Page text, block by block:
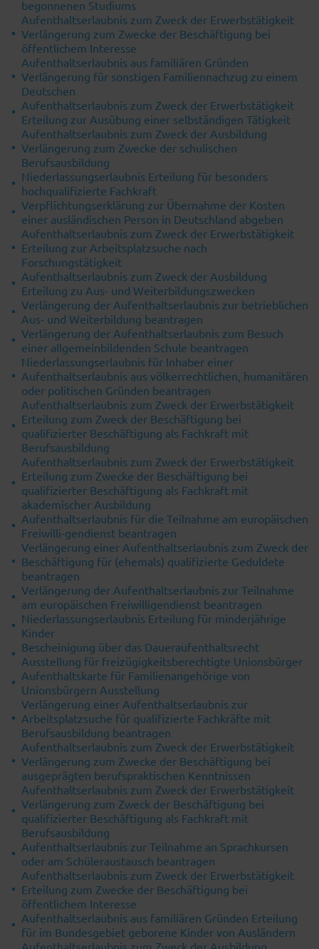
begonnenen Studiums
Aufenthaltserlaubnis zum Zweck der Erwerbstätigkeit
Verlängerung zum Zwecke der Beschäftigung bei
öffentlichem Interesse
Aufenthaltserlaubnis aus familiären Gründen
Verlängerung für sonstigen Familiennachzug zu einem
Deutschen
Aufenthaltserlaubnis zum Zweck der Erwerbstätigkeit
Erteilung zur Ausübung einer selbständigen Tätigkeit
Aufenthaltserlaubnis zum Zweck der Ausbildung
Verlängerung zum Zwecke der schulischen
Berufsausbildung
Niederlassungserlaubnis Erteilung für besonders
hochqualifizierte Fachkraft
Verpflichtungserklärung zur Übernahme der Kosten
einer ausländischen Person in Deutschland abgeben
Aufenthaltserlaubnis zum Zweck der Erwerbstätigkeit
Erteilung zur Arbeitsplatzsuche nach
Forschungstätigkeit
Aufenthaltserlaubnis zum Zweck der Ausbildung
Erteilung zu Aus- und Weiterbildungszwecken
Verlängerung der Aufenthaltserlaubnis zur betrieblichen
Aus- und Weiterbildung beantragen
Verlängerung der Aufenthaltserlaubnis zum Besuch
einer allgemeinbildenden Schule beantragen
Niederlassungserlaubnis für Inhaber einer
Aufenthaltserlaubnis aus völkerrechtlichen, humanitären
oder politischen Gründen beantragen
Aufenthaltserlaubnis zum Zweck der Erwerbstätigkeit
Erteilung zum Zweck der Beschäftigung bei
qualifizierter Beschäftigung als Fachkraft mit
Berufsausbildung
Aufenthaltserlaubnis zum Zweck der Erwerbstätigkeit
Erteilung zum Zwecke der Beschäftigung bei
qualifizierter Beschäftigung als Fachkraft mit
akademischer Ausbildung
Aufenthaltserlaubnis für die Teilnahme am europäischen
Freiwilli-gendienst beantragen
Verlängerung einer Aufenthaltserlaubnis zum Zweck der
Beschäftigung für (ehemals) qualifizierte Geduldete
beantragen
Verlängerung der Aufenthaltserlaubnis zur Teilnahme
am europäischen Freiwilligendienst beantragen
Niederlassungserlaubnis Erteilung für minderjährige
Kinder
Bescheinigung über das Daueraufenthaltsrecht
Ausstellung für freizügigkeitsberechtigte Unionsbürger
Aufenthaltskarte für Familienangehörige von
Unionsbürgern Ausstellung
Verlängerung einer Aufenthaltserlaubnis zur
Arbeitsplatzsuche für qualifizierte Fachkräfte mit
Berufsausbildung beantragen
Aufenthaltserlaubnis zum Zweck der Erwerbstätigkeit
Verlängerung zum Zwecke der Beschäftigung bei
ausgeprägten berufspraktischen Kenntnissen
Aufenthaltserlaubnis zum Zweck der Erwerbstätigkeit
Verlängerung zum Zweck der Beschäftigung bei
qualifizierter Beschäftigung als Fachkraft mit
Berufsausbildung
Aufenthaltserlaubnis zur Teilnahme an Sprachkursen
oder am Schüleraustausch beantragen
Aufenthaltserlaubnis zum Zweck der Erwerbstätigkeit
Erteilung zum Zwecke der Beschäftigung bei
öffentlichem Interesse
Aufenthaltserlaubnis aus familiären Gründen Erteilung
für im Bundesgebiet geborene Kinder von Ausländern
Aufenthaltserlaubnis zum Zweck der Ausbildung